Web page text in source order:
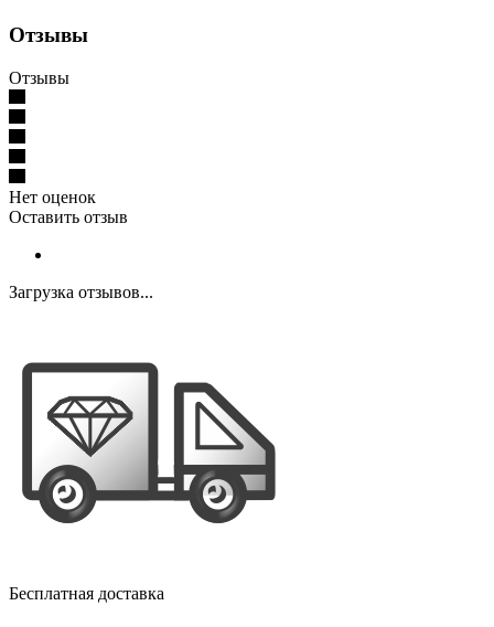
Отзывы
Отзывы
Нет оценок
Оставить отзыв
Загрузка отзывов...
Бесплатная доставка